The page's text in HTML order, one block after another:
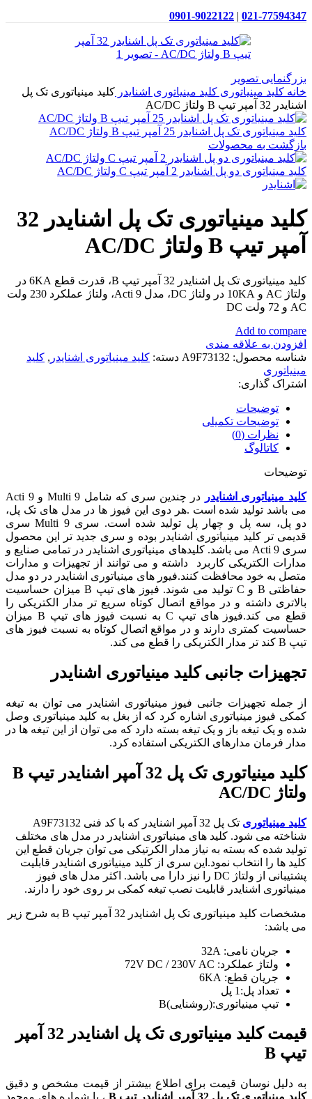
021-77594347
|
0901-9022122
بزرگنمایی تصویر
خانه کلید مینیاتوری کلید مینیاتوری اشنایدر کلید مینیاتوری تک پل
اشنایدر 32 آمپر تیپ B ولتاژ AC/DC
کلید مینیاتوری تک پل اشنایدر 25 آمپر تیپ B ولتاژ AC/DC
بازگشت به محصولات
کلید مینیاتوری دو پل اشنایدر 2 آمپر تیپ C ولتاژ AC/DC
کلید مینیاتوری تک پل اشنایدر 32
آمپر تیپ B ولتاژ AC/DC
کلید مینیاتوری تک پل اشنایدر 32 آمپر تیپ B، قدرت قطع 6KA در
ولتاژ AC و 10KA در ولتاژ DC، مدل Acti 9، ولتاژ عملکرد 230 ولت
AC و 72 ولت DC
Add to compare
افزودن به علاقه مندی
شناسه محصول: A9F73132 دسته: کلید مینیاتوری اشنایدر , کلید
مینیاتوری
اشتراک گذاری:
توضیحات
توضیحات تکمیلی
نظرات (0)
کاتالوگ
توضیحات
کلید مینیاتوری اشنایدر
در چندین سری که شامل Multi 9 و Acti 9
می باشد تولید شده است .هر دوی این فیوز ها در مدل های تک پل،
دو پل، سه پل و چهار پل تولید شده است. سری Multi 9 سری
قدیمی تر کلید مینیاتوری اشنایدر بوده و سری جدید تر این محصول
سری Acti 9 می باشد. کلیدهای مینیاتوری اشنایدر در تمامی صنایع و
مدارات الکتریکی کاربرد داشته و می توانند از تجهیزات و مدارات
متصل به خود محافظت کنند.فیور های مینیاتوری اشنایدر در دو مدل
حفاظتی B و C تولید می شوند. فیوز های تیپ B میزان حساسیت
بالاتری داشته و در مواقع اتصال کوتاه سریع تر مدار الکتریکی را
قطع می کند.فیوز های تیپ C به نسبت فیوز های تیپ B میزان
حساسیت کمتری دارند و در مواقع اتصال کوتاه به نسبت فیوز های
تیپ B کند تر مدار الکتریکی را قطع می کند.
تجهیزات جانبی کلید مینیاتوری اشنایدر
از جمله تجهیزات جانبی فیوز مینیاتوری اشنایدر می توان به تیغه
کمکی فیوز مینیاتوری اشاره کرد که از بغل به کلید مینیاتوری وصل
شده و یک تیغه باز و یک تیغه بسته دارد که می توان از این تیغه ها در
مدار فرمان مدارهای الکتریکی استفاده کرد.
کلید مینیاتوری تک پل 32 آمپر اشنایدر
تیپ B
ولتاژ AC/DC
کلید مینیاتوری
تک پل 32 آمپر اشنایدر که با کد فنی A9F73132
شناخته می شود. کلید های مینیاتوری اشنایدر در مدل های مختلف
تولید شده که بسته به نیاز مدار الکرتیکی می توان جریان قطع این
کلید ها را انتخاب نمود.این سری از کلید مینیاتوری اشنایدر قابلیت
پشتیبانی از ولتاژ DC را نیز دارا می باشد. اکثر مدل های فیوز
مینیاتوری اشنایدر قابلیت نصب تیغه کمکی بر روی خود را دارند.
مشخصات کلید مینیاتوری تک پل اشنایدر 32 آمپر تیپ B به شرح زیر
می باشد:
جریان نامی: 32A
ولتاژ عملکرد: 72V DC / 230V AC
جریان قطع: 6KA
تعداد پل:1 پل
تیپ مینیاتوری:(روشنایی)B
قیمت کلید مینیاتوری تک پل اشنایدر 32 آمپر
تیپ B
به دلیل نوسان قیمت برای اطلاع بیشتر از قیمت مشخص و دقیق